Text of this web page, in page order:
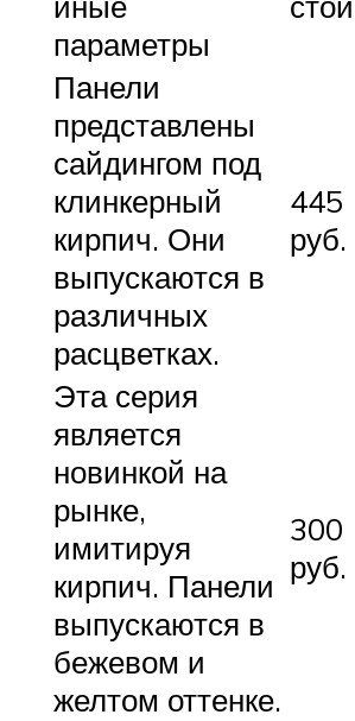
параметры
Панели
представлены
сайдингом под
клинкерный
кирпич. Они
выпускаются в
различных
расцветках.
445
руб.
Эта серия
является
новинкой на
рынке,
имитируя
кирпич. Панели
выпускаются в
бежевом и
желтом оттенке.
300
руб.